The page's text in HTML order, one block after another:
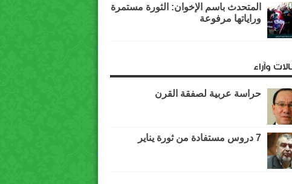
المتحدث باسم الإخوان: الثورة مستمرة
وراياتها مرفوعة
وآراء
حراسة عربية لصفقة القرن
7 دروس مستفادة من ثورة يناير